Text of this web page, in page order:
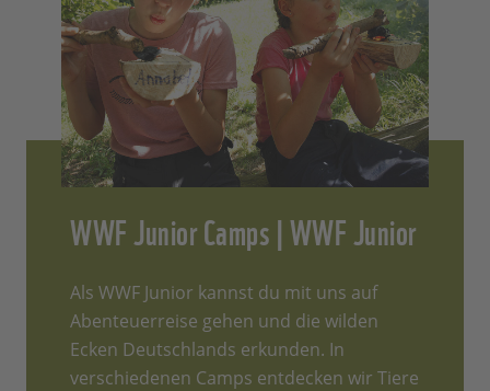
WWF Junior Camps | WWF Junior
Als WWF Junior kannst du mit uns auf
Abenteuerreise gehen und die wilden
Ecken Deutschlands erkunden. In
verschiedenen Camps entdecken wir Tiere